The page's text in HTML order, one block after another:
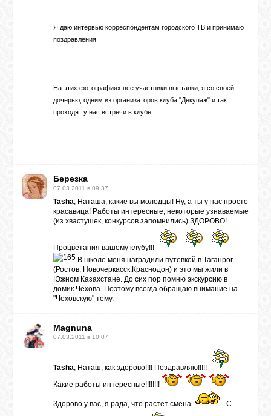
YOUTUBE
Я даю интервью корреспондентам городского ТВ и принимаю
поздравления.
На этих фотографиях все участники выставки, я со своей
дочерью, одним из организаторов клуба "Декупаж" и так
проходят у нас встречи в клубе.
Березка
07.03.2011 в 09:37
Tasha, Наташа, какие вы молодцы! Ну, а ты у нас просто
красавица! Работы интересные, некоторые узнаваемые
(из хвастушек, конкурсов запомнились) ЗДОРОВО!
Процветания вашему клубу!!!
В школе меня наградили путевкой в Таганрог
(Ростов, Новочеркасск,Краснодон) и это мы жили в
Южном Казахстане. До сих пор помню экскурсию в
домик Чехова. Поэтому всегда обращаю внимание на
"Чеховскую" тему.
Magnuna
07.03.2011 в 10:07
Tasha, Наташ, как здорово!!!! Поздравляю!!!!!
Какие работы интересные!!!!!!!!
Здорово у вас, я рада, что растет смена С